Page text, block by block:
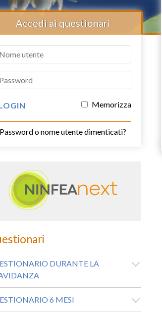
Accedi ai questionari
Memorizza
Password o nome utente dimenticati?
DURANTE LA
6 MESI